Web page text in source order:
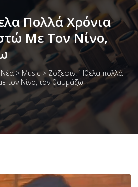
Πολλά Χρόνια
Με Τον Νίνο,
> Music > Ζόζεφιν: Ήθελα πολλά
τον Νίνο, τον θαυμάζω